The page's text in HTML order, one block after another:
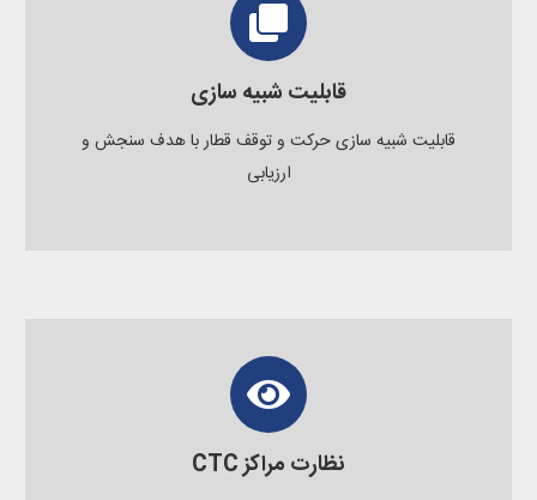
قابلیت شبیه سازی
قابلیت شبیه سازی حرکت و توقف قطار با هدف سنجش و
ارزیابی
نظارت مراکز CTC